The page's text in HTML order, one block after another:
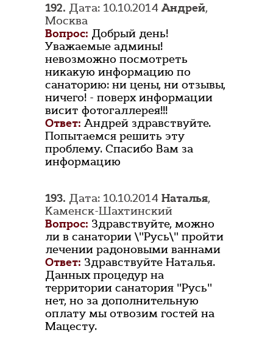
192. Дата: 10.10.2014Андрей,
Москва
Вопрос: Добрый день!
Уважаемые админы!
невозможно посмотреть
никакую информацию по
санаторию: ни цены, ни отзывы,
ничего! - поверх информации
висит фотогаллерея!!!
Ответ: Андрей здравствуйте.
Попытаемся решить эту
проблему. Спасибо Вам за
информацию
193. Дата: 10.10.2014 Наталья,
Каменск-Шахтинский
Вопрос: Здравствуйте, можно
ли в санатории \"Русь\" пройти
лечении радоновыми ваннами
Ответ: Здравствуйте Наталья.
Данных процедур на
территории санатория "Русь"
нет, но за дополнительную
оплату мы отвозим гостей на
Мацесту.